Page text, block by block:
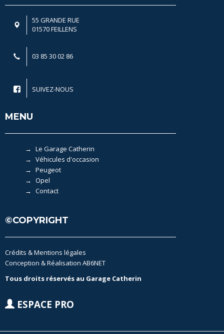
55 GRANDE RUE
01570 FEILLENS
03 85 30 02 86
SUIVEZ-NOUS
MENU
Le Garage Catherin
Véhicules d'occasion
Peugeot
Opel
Contact
©COPYRIGHT
Crédits & Mentions légales
Conception & Réalisation AB6NET
Tous droits réservés au Garage Catherin
ESPACE PRO